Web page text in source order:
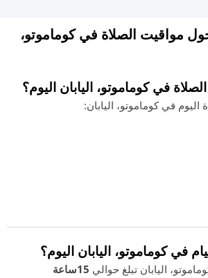
مواقيت الصلاة في كوماموتو،
في كوماموتو، اليابان اليوم؟
اليوم في كوماموتو، اليابان:
في كوماموتو، اليابان اليوم؟
اليابان تبلغ حوالي
15ساعة